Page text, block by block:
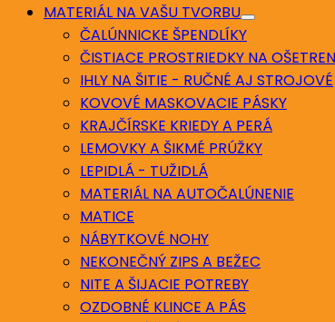
MATERIÁL NA VAŠU TVORBU
ČALÚNNICKE ŠPENDLÍKY
ČISTIACE PROSTRIEDKY NA
IHLY NA ŠITIE - RUČNÉ AJ STROJOVÉ
KOVOVÉ MASKOVACIE PÁSKY
KRAJČÍRSKE KRIEDY A PERÁ
LEMOVKY A ŠIKMÉ PRÚŽKY
LEPIDLÁ - TUŽIDLÁ
MATERIÁL NA AUTOČALÚNENIE
MATICE
NÁBYTKOVÉ NOHY
NEKONEČNÝ ZIPS A BEŽEC
NITE A ŠIJACIE POTREBY
OZDOBNÉ KLINCE A PÁS